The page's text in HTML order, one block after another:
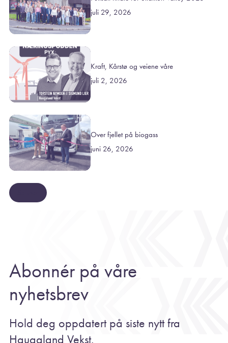
juli 29, 2026
Kraft, Kårstø og veiene våre
juli 2, 2026
Over fjellet på biogass
juni 26, 2026
Abonnér på våre
nyhetsbrev
Hold deg oppdatert på siste nytt fra
Haugaland Vekst.